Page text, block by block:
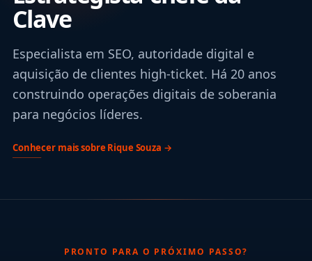
Clave
Especialista em SEO, autoridade digital e
aquisição de clientes high-ticket. Há 20 anos
construindo operações digitais de soberania
para negócios líderes.
Conhecer mais sobre Rique Souza →
PRONTO PARA O PRÓXIMO PASSO?